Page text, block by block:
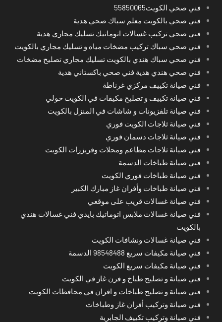
فني صحي الكويت55850065
فني صحي بالكويت معلم سباك صحي هدية
فني صحي تركيب غسالات اتوماتيك تسليك مجاري هدية
فني صحي سباك تركيب مضخات مياه و تسليك مجاري بالكويت
فني صحي سباك هندي بالكويت تسليك مجاري تصليح مضخات
فني صحي هندي هدية فني صحي باكستاني هدية
فني صيانة تكييف مركزي غرناطة
فني صيانة تكييف و تصليح مكيفات في الكويت حولي
فني صيانة تلفزيونات و شاشات في المنزل بالكويت
فني صيانة ثلاجات الكويت فوري
فني صيانة ثلاجات دسمان فوري
فني صيانة ثلاجات مطاعم ومحلات وفريزرات الكويت
فني صيانة طباخات الدسمة
فني صيانة طباخات فوري الكويت
فني صيانة طباخات وأفران غاز مبارك الكبير
فني صيانة غسالات قريب على موقعي
فني صيانة غسالات ملابس اتوماتيك بايدي فني غسالات هندي
بالكويت
فني صيانة غسالات ونشافات الكويت
فني صيانة مكيفات سريع 98548488 الدسمة
فني صيانة مكيفات سريع الكويت
فني صيانة و تصليح طباخ و فرن غاز في الكويت
فني صيانة و تصليح طباخات و افران في محافظات الكويت
فني صيانة وتركيب أفران غاز وطباخات
فني صيانة وتركيب تكييف الجابرية